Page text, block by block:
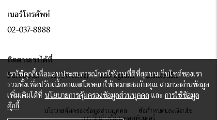
เราใช้คุกกี้เพื่อมอบประสบการณ์การใช้งานที่ดีที่สุดบนเว็บไซต์ของเรา
รวมทั้งเพื่อปรับเนื้อหาและโฆษณาให้เหมาะสมกับคุณ สามารถอ่านข้อมูล
เพิ่มเติมได้ที่ นโยบายการคุ้มครองข้อมูลส่วนบุคคล และ การใช้ข้อมูล
คุ๊กกี้
เบอร์โทรศัพท์
02-037-8888
ติดตามเราได้ที่
Facebook X (Twitter) Instagram LinkedIn
นโยบายคุ้มครองข้อมูลส่วนบุคคล
ข้อกำหนดและเงื่อนไข
การจัดเก็บข้อมูลคอมพิวเตอร์